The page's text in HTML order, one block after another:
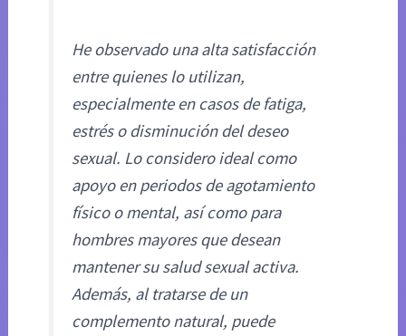
He observado una alta satisfacción
entre quienes lo utilizan,
especialmente en casos de fatiga,
estrés o disminución del deseo
sexual. Lo considero ideal como
apoyo en periodos de agotamiento
físico o mental, así como para
hombres mayores que desean
mantener su salud sexual activa.
Además, al tratarse de un
complemento natural, puede